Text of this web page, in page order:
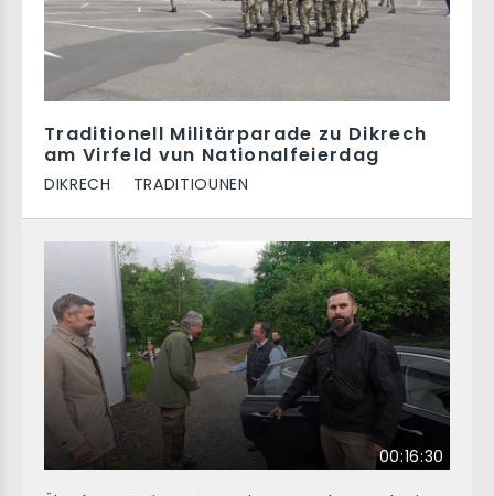
Traditionell Militärparade zu Dikrech
am Virfeld vun Nationalfeierdag
DIKRECH TRADITIOUNEN
00:16:30